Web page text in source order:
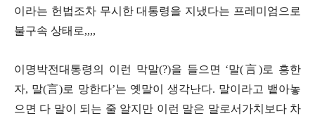
이라는 헌법조차 무시한 대통령을 지냈다는 프레미엄으로
불구속 상태로,,,,
이명박전대통령의 이런 막말(?)을 들으면 ‘말(言)로 흥한
자, 말(言)로 망한다’는 옛말이 생각난다. 말이라고 뱉아놓
으면 다 말이 되는 줄 알지만 이런 말은 말로서가치보다 차